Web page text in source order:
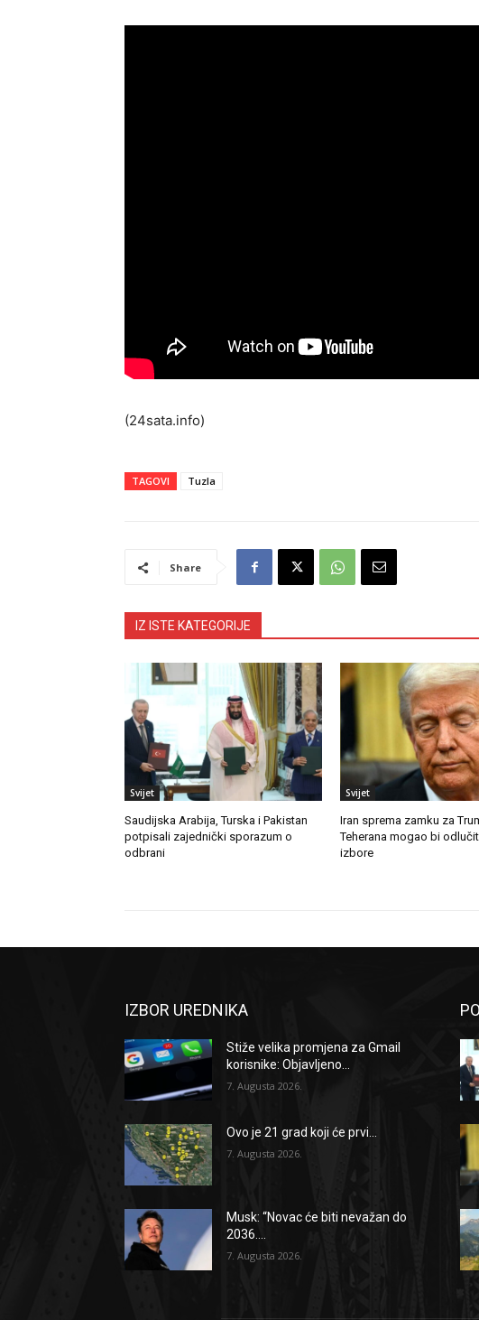
(24sata.info)
TAGOVI Tuzla
Share
IZ ISTE KATEGORIJE
Svijet
Saudijska Arabija, Turska i Pakistan
potpisali zajednički sporazum o
odbrani
Svijet
Iran sprema zamku za
Teherana mogao bi
izbore
IZBOR UREDNIKA
Stiže velika promjena za Gmail
korisnike: Objavljeno...
7. Augusta 2026.
Ovo je 21 grad koji će prvi...
7. Augusta 2026.
Musk: “Novac će biti nevažan do
2036....
7. Augusta 2026.